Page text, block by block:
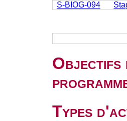
S-BIOG-094
Objectifs
Types